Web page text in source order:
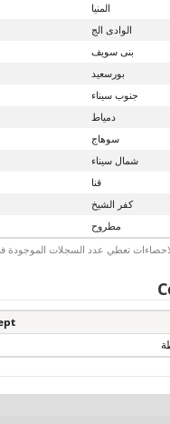
المنيا
الوادى الج
بنى سويف
بورسعيد
جنوب سيناء
دمياط
سوهاج
شمال سيناء
قنا
كفر الشيخ
مطروح
تعطي عدد السجلات الموجودة في